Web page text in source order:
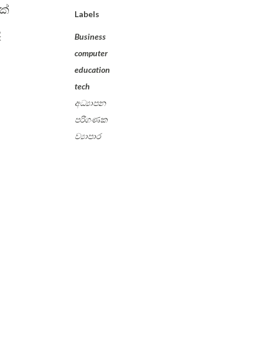
Labels
Business
computer
education
tech
අධ්‍යාපන
පරිගණක
ව්‍යාපාර